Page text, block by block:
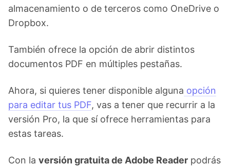
almacenamiento o de terceros como OneDrive o
Dropbox.
También ofrece la opción de abrir distintos
documentos PDF en múltiples pestañas.
Ahora, si quieres tener disponible alguna opción
para editar tus PDF, vas a tener que recurrir a la
versión Pro, la que sí ofrece herramientas para
estas tareas.
Con la versión gratuita de Adobe Reader podrás